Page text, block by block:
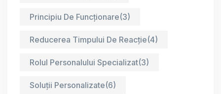
Principiu De Funcționare(3)
Reducerea Timpului De Reacție(4)
Rolul Personalului Specializat(3)
Soluții Personalizate(6)